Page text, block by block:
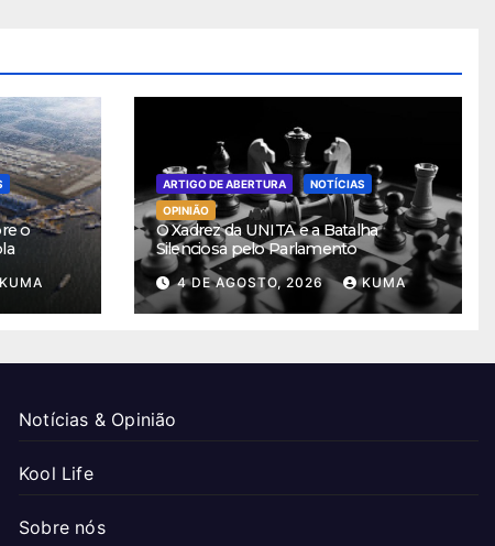
o
KUMA
ARTIGO DE ABERTURA
NOTÍCIAS
OPINIÃO
O Xadrez da UNITA e a Batalha
Silenciosa pelo Parlamento
4 DE AGOSTO, 2026 KUMA
Notícias & Opinião
Kool Life
Sobre nós